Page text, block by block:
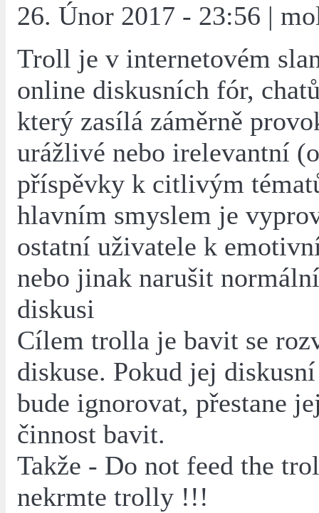
26. Únor 2017 - 23:56 |
Troll je v internetovém
online diskusních fór,
který zasílá záměrně
urážlivé nebo irelevantní
příspěvky k citlivým
hlavním smyslem je
ostatní uživatele k
nebo jinak narušit
diskusi
Cílem trolla je bavit se
diskuse. Pokud jej
bude ignorovat, přestane
činnost bavit.
Takže - Do not feed the
nekrmte trolly !!!